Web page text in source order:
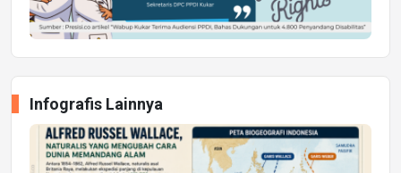
Infografis Lainnya